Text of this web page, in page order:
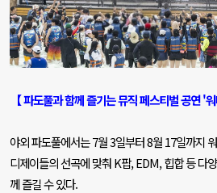
【 파도풀과 함께 즐기는 뮤직 페스티벌 공연'
야외 파도풀에서는7월3일부터8월17일까지
디제이들의 선곡에 맞춰K팝, EDM,힙합 등 다
께 즐길 수 있다.